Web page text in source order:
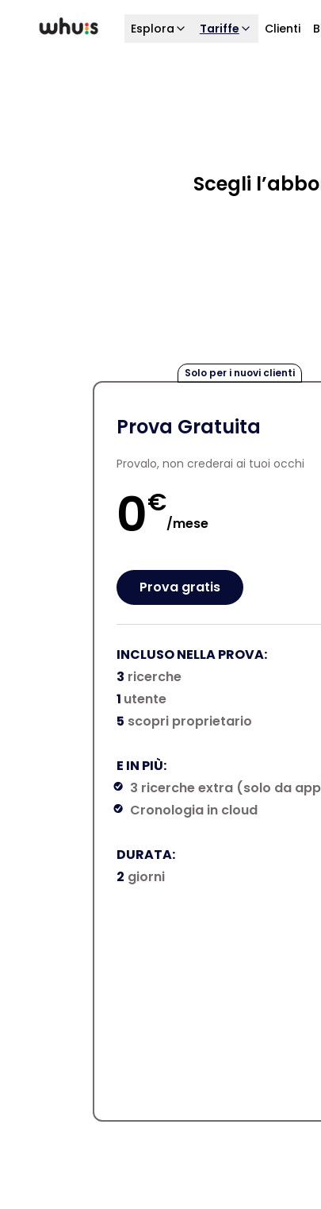
Esplora Tariffe Clienti
Scegli
Solo per i nuovi clienti
Prova Gratuita
Provalo, non crederai ai tuoi occhi
0€
/mese
Prova gratis
INCLUSO NELLA PROVA:
3 ricerche
1 utente
5 scopri proprietario
E IN PIÙ:
3 ricerche extra (solo da
Cronologia in cloud
DURATA:
2 giorni